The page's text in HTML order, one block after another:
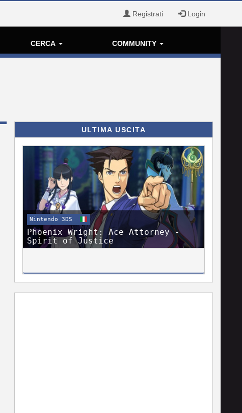
Registrati Login
CERCA COMMUNITY
ULTIMA USCITA
Nintendo 3DS
Phoenix Wright: Ace Attorney -
Spirit of Justice